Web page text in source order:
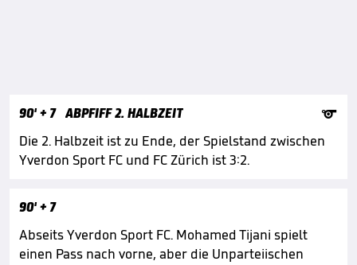
90'+ 7 ABPFIFF 2. HALBZEIT

Die 2. Halbzeit ist zu Ende, der Spielstand zwischen
Yverdon Sport FC und FC Zürich ist 3:2.
90'+ 7
Abseits Yverdon Sport FC. Mohamed Tijani spielt
einen Pass nach vorne, aber die Unparteiischen